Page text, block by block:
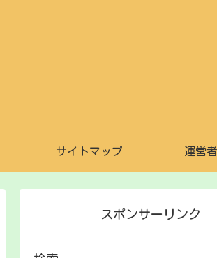
サイトマップ 運営
スポンサーリンク